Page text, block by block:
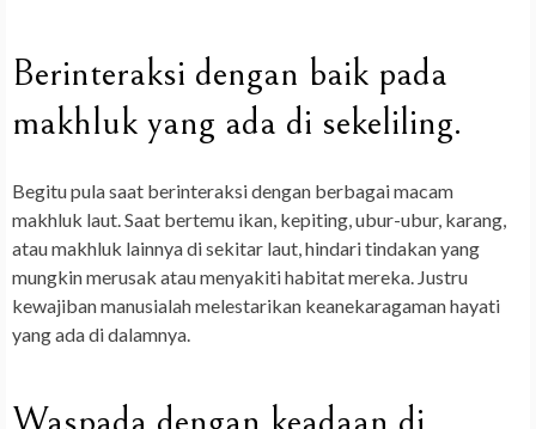
Berinteraksi dengan baik pada
makhluk yang ada di sekeliling.
Begitu pula saat berinteraksi dengan berbagai macam
makhluk laut. Saat bertemu ikan, kepiting, ubur-ubur, karang,
atau makhluk lainnya di sekitar laut, hindari tindakan yang
mungkin merusak atau menyakiti habitat mereka. Justru
kewajiban manusialah melestarikan keanekaragaman hayati
yang ada di dalamnya.